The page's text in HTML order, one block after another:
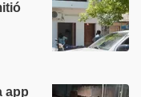
app